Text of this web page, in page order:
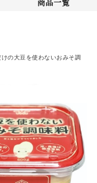
商品一覧
の大豆を使わないおみそ調